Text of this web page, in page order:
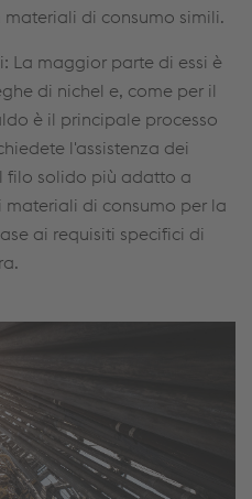
di consumo simili.
La maggior parte di essi è
di nichel e, come per il
è il principale processo
l'assistenza dei
filo solido più adatto a
di consumo per la
ai requisiti specifici di